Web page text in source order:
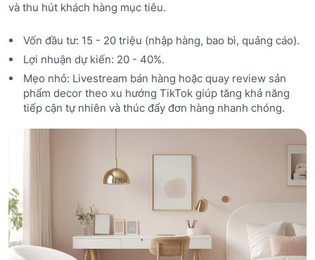
và thu hút khách hàng mục tiêu.
Vốn đầu tư: 15 - 20 triệu (nhập hàng, bao bì, quảng cáo).
Lợi nhuận dự kiến: 20 - 40%.
Mẹo nhỏ: Livestream bán hàng hoặc quay review sản
phẩm decor theo xu hướng TikTok giúp tăng khả năng
tiếp cận tự nhiên và thúc đẩy đơn hàng nhanh chóng.